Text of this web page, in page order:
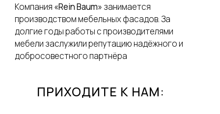
Компания «Rein Baum» занимается
производством мебельных фасадов. За
долгие годы работы с производителями
мебели заслужили репутацию надёжного и
добросовестного партнёра
ПРИХОДИТЕ К НАМ: